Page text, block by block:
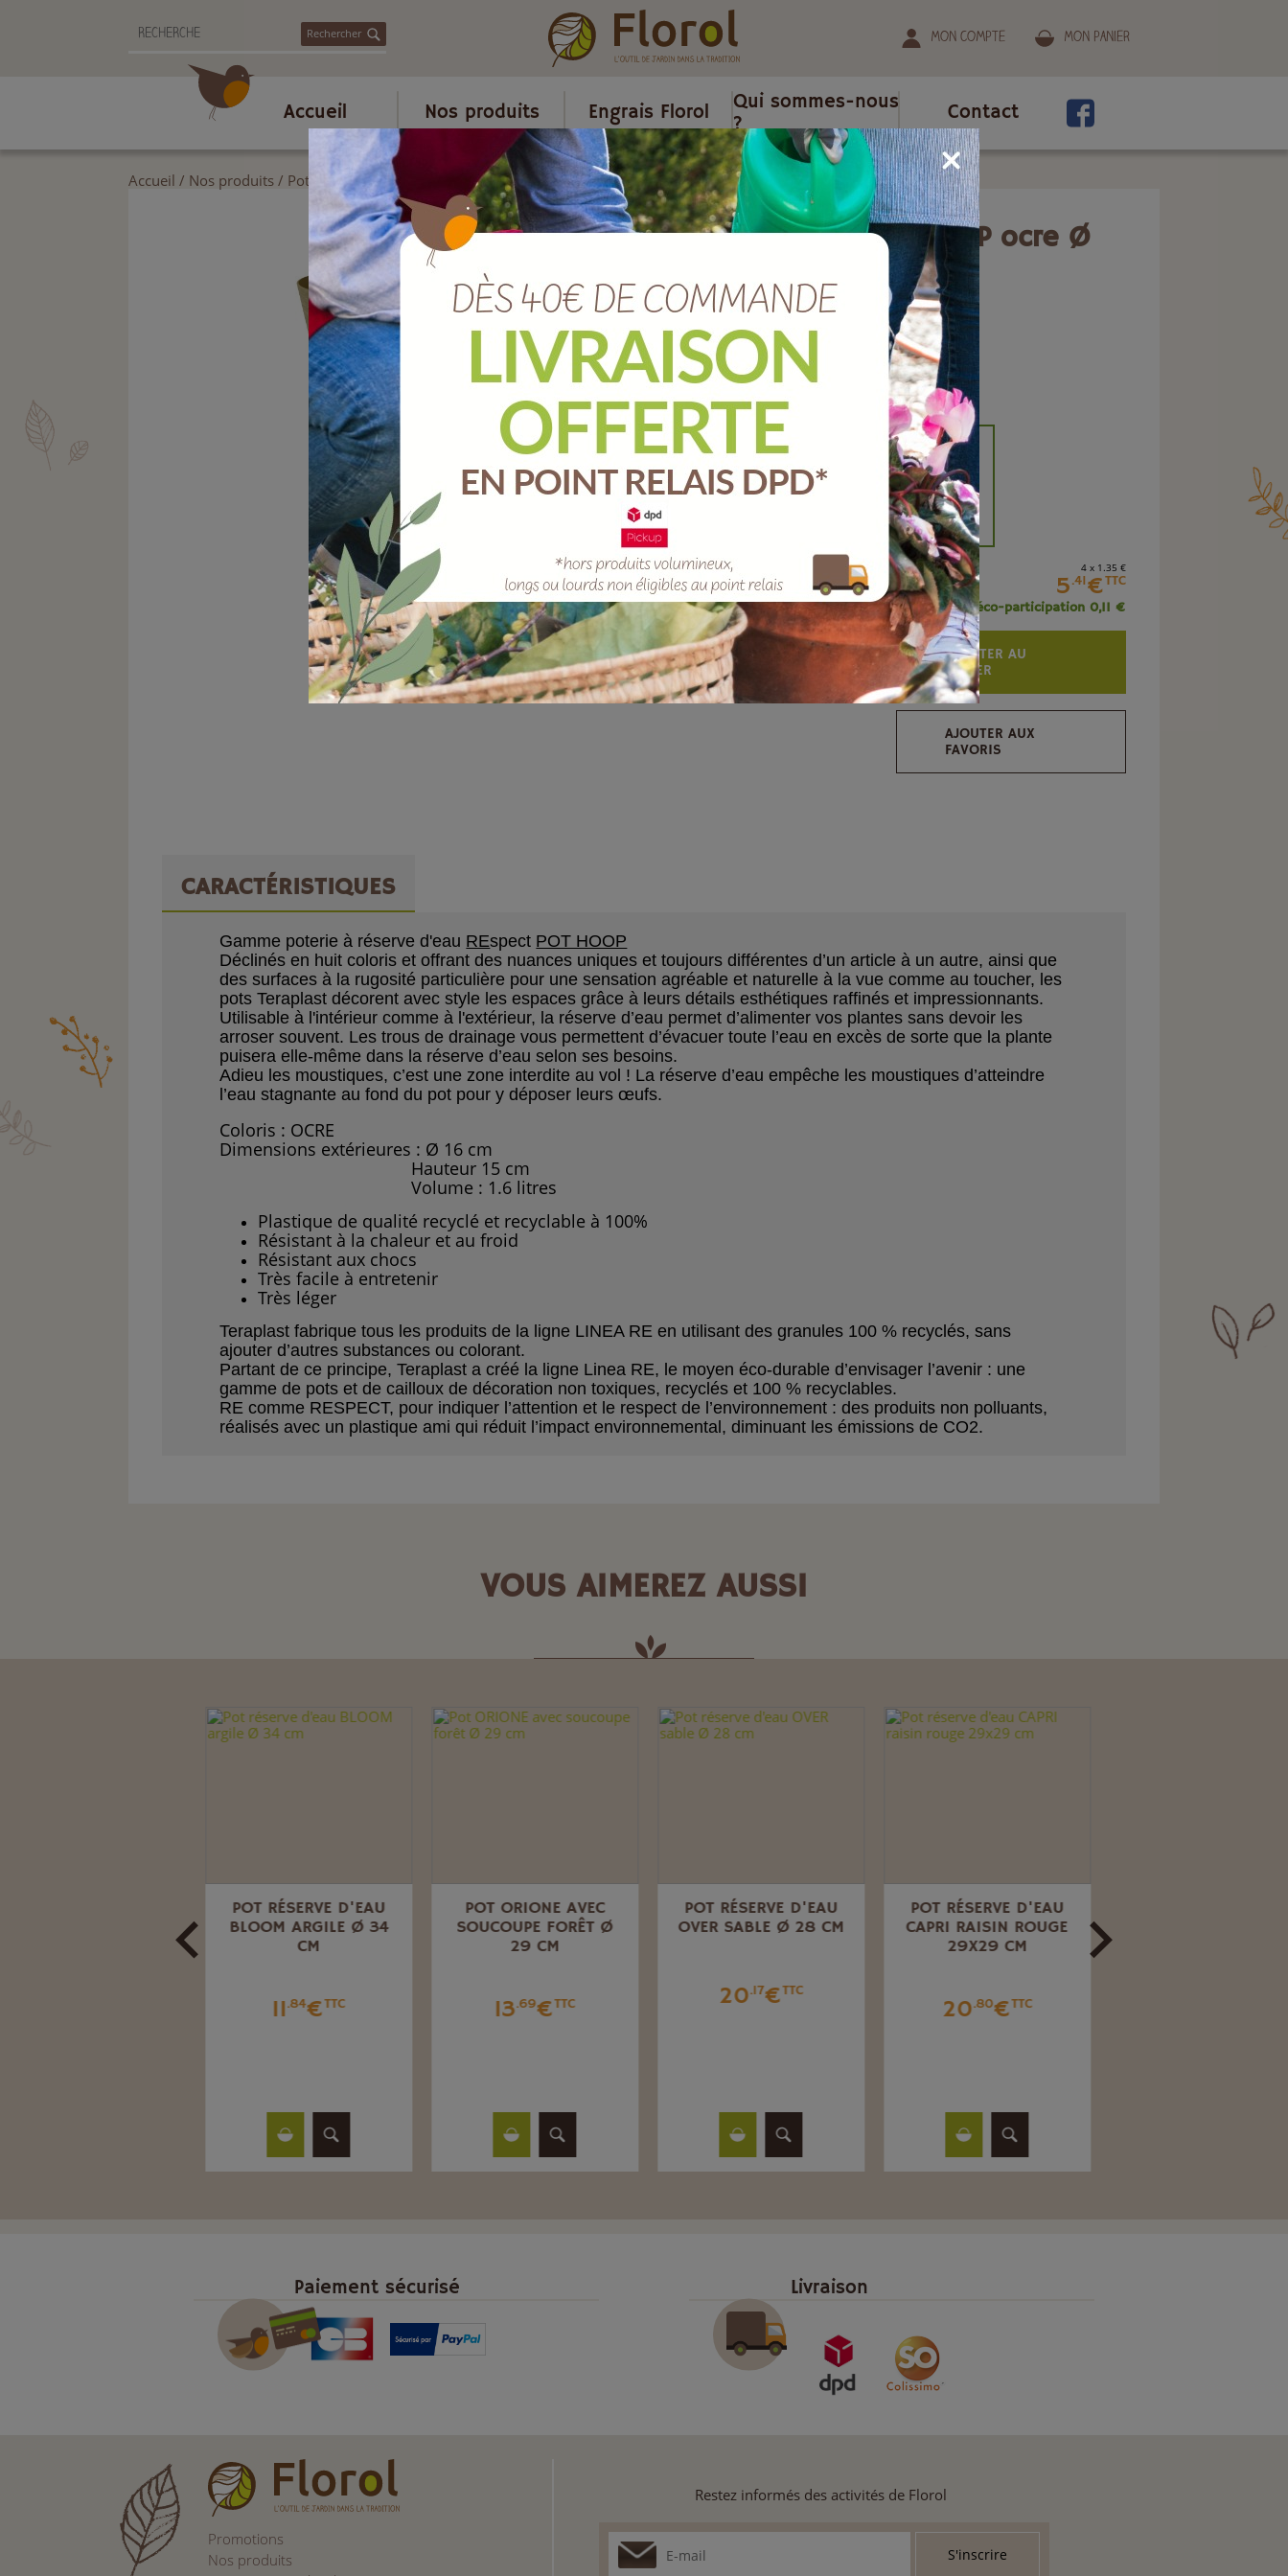
Rechercher Mon compte Mon panier
Accueil Nos produits Engrais Florol
Qui sommes-nous
?
Contact
Accueil / Nos produits / Poterie et accessoires Pot plastique à réserve d'eau / Pot réserve d'eau hoop ocre Ø 16 cm
Pot réserve d'eau HOOP ocre Ø
703016272
EAN :8051560250253
Marque : TERAPLAST
Quantité :
+
4 x 1 .35 €
5.41€TTC
+ éco-participation 0,11 €
AJOUTER AU
PANIER
AJOUTER AUX
FAVORIS
CARACTÉRISTIQUES
Gamme poterie à réserve d'eau REspect POT HOOP
Déclinés en huit coloriset offrant des nuances uniques et toujoursdifférentes d’un article à un autre, ainsi que
dessurfaces à la rugosité particulière pour une sensation agréable et naturelle à lavue comme au toucher, les
pots Teraplast décorent avec style les espaces grâce à leurs détails esthétiques raffinés et impressionnants.
Utilisable à l'intérieur comme à l'extérieur, la réserve d’eau permetd’alimenter vos plantes sansdevoir les
arroser souvent. Les trous de drainage vous permettent d’évacuer toute l’eau en excès de sorte que la plante
puisera elle-mêmedans la réserve d’eau selonses besoins.
Adieu les moustiques, c’est une zone interdite au vol ! La réserve d’eau empêche les moustiques d’atteindre
l’eaustagnante au fond du pot pour y déposer leurs œufs.
Coloris : OCRE
Dimensions extérieures : Ø 16 cm
Hauteur 15 cm
Volume : 1.6 litres
Plastique de qualité recyclé et recyclable à 100%
Résistant à la chaleur et au froid
Résistant aux chocs
Très facile à entretenir
Très léger
Teraplast fabriquetous les produits de la ligne LINEA RE en utilisant des granules 100 % recyclés, sans
ajouter d’autressubstances ou colorant.
Partant de ce principe, Teraplast a créé la ligne Linea RE, le moyen éco-durabled’envisager l’avenir : une
gamme de potset de cailloux de décoration non toxiques, recyclés et 100 % recyclables.
RE comme RESPECT, pour indiquer l’attention et le respectde l’environnement : des produits non polluants,
réalisés avec un plastique ami qui réduit l’impact environnemental,diminuant les émissions de CO2.
VOUS AIMEREZ AUSSI
POT RÉSERVE D'EAU
BLOOM ARGILE Ø 34
CM
11.84€TTC
POT ORIONE AVEC
SOUCOUPE FORÊT Ø
29 CM
13.69€TTC
POT RÉSERVE D'EAU
OVER SABLE Ø 28 CM
20.17€TTC
POT RÉSERVE D'EAU
CAPRI RAISIN ROUGE
29X29 CM
20.80€TTC
Paiement sécurisé Livraison
Promotions
Nos produits
Restez informés des activités de Florol